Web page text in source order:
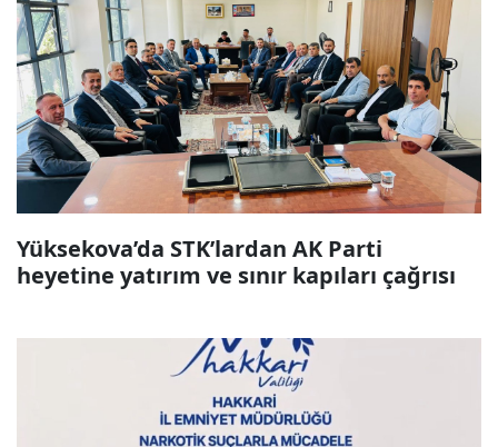
Yüksekova’da STK’lardan AK Parti
heyetine yatırım ve sınır kapıları çağrısı